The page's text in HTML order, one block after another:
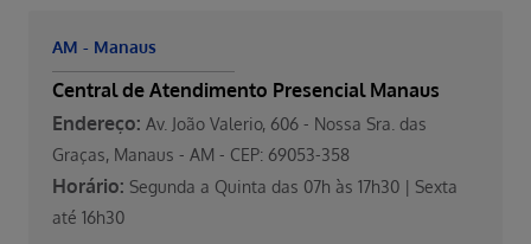
AM - Manaus
Central de Atendimento Presencial Manaus
Endereço: Av. João Valerio, 606 - Nossa Sra. das
Graças, Manaus - AM - CEP: 69053-358
Horário: Segunda a Quinta das 07h às 17h30 | Sexta
até 16h30